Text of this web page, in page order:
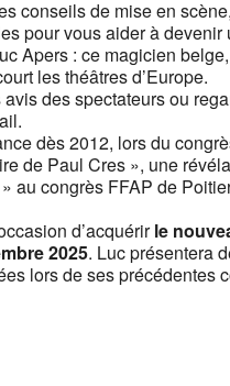
conseils de mise en
pour vous aider à
Apers : ce magicien
les théâtres d’Europe.
des spectateurs ou
dès 2012, lors du
de Paul Cres », une
au congrès FFAP de
d’acquérirle
2025. Luc présentera
lors de ses précédentes